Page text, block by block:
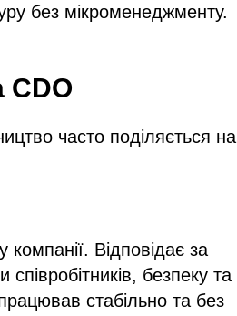
без мікроменеджменту.
CDO
часто поділяється на
Відповідає за
безпеку та
стабільно та без